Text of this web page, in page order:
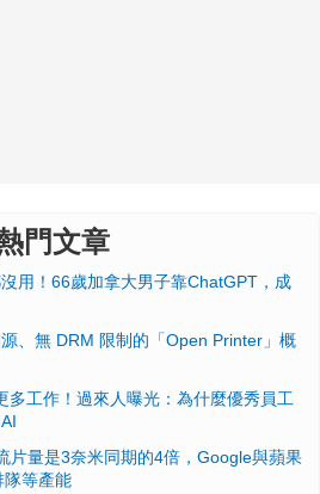
門文章
用！66歲加拿大男子靠ChatGPT，成
、無 DRM 限制的「Open Printer」概
多工作！過來人曝光：為什麼優秀員工
片量是3奈米同期的4倍，Google與蘋果
隊等產能